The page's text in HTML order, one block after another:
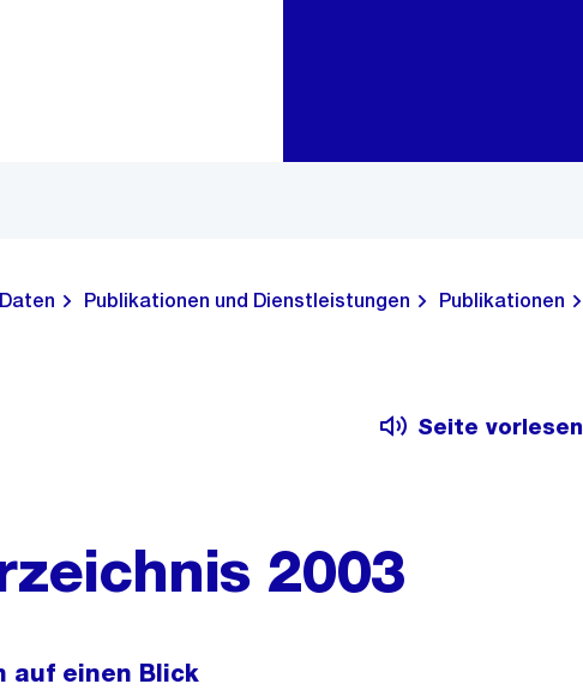
Publikationen und Dienstleistungen Publikationen
Seite vorlesen
2003
auf einen Blick